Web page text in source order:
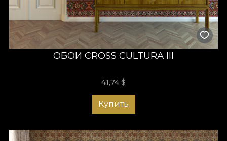
ОБОИ CROSS CULTURA III
41,74 $
Купить